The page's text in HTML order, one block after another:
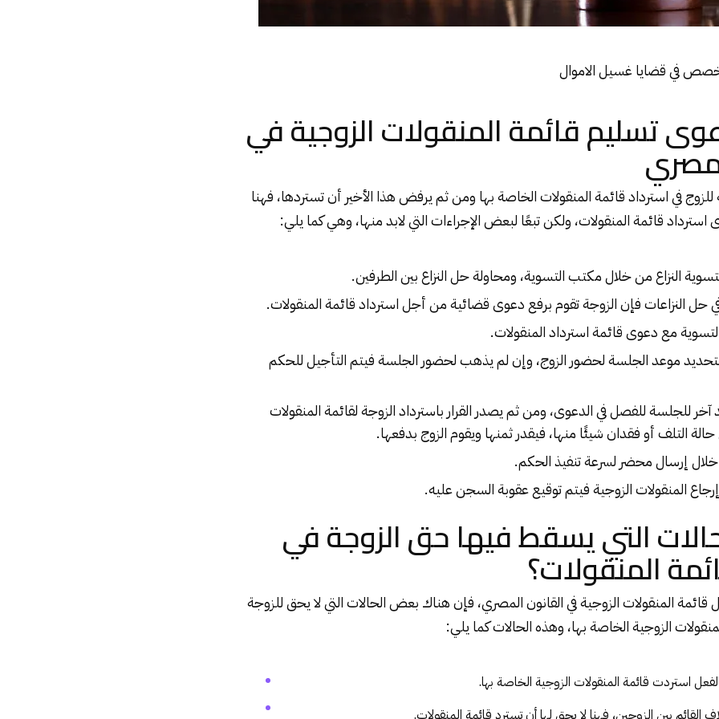
في قضايا غسيل الاموال
تسليم قائمة المنقولات الزوجية في
للزوج في استرداد قائمة المنقولات الخاصة بها ومن ثم يرفض هذا الأخير أن تستردها، فهنا
استرداد قائمة المنقولات، ولكن تبعًا لبعض الإجراءات التي لابد منها، وهي كما يلي:
النزاع من خلال مكتب التسوية، ومحاولة حل النزاع بين الطرفين.
حل النزاعات فإن الزوجة تقوم برفع دعوى قضائية من أجل استرداد قائمة المنقولات.
مع دعوى قائمة استرداد المنقولات.
موعد الجلسة لحضور الزوج، وإن لم يذهب لحضور الجلسة فيتم التأجيل للحكم
للجلسة للفصل في الدعوى، ومن ثم يصدر القرار باسترداد الزوجة لقائمة المنقولات
التلف أو فقدان شيئًا منها، فيقدر ثمنها ويقوم الزوج بدفعها.
إرسال محضر لسرعة تنفيذ الحكم.
المنقولات الزوجية فيتم توقيع عقوبة السجن عليه.
التي يسقط فيها حق الزوجة في
المنقولات؟
المنقولات الزوجية في القانون المصري، فإن هناك بعض الحالات التي لا يحق للزوجة
الزوجية الخاصة بها، وهذه الحالات كما يلي:
استردت قائمة المنقولات الزوجية الخاصة بها.
القائم بين الزوجين، فهنا لا يحق لها أن تسترد قائمة المنقولات.